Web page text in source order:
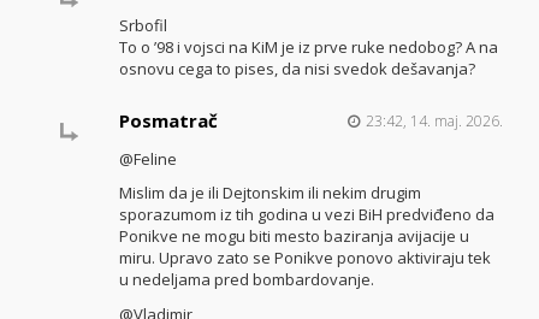
Srbofil
To o ’98 i vojsci na KiM je iz prve ruke nedobog? A na
osnovu cega to pises, da nisi svedok dešavanja?
Posmatrač 23:42, 14. maj. 2026.
@Feline
Mislim da je ili Dejtonskim ili nekim drugim
sporazumom iz tih godina u vezi BiH predviđeno da
Ponikve ne mogu biti mesto baziranja avijacije u
miru. Upravo zato se Ponikve ponovo aktiviraju tek
u nedeljama pred bombardovanje.
@Vladimir